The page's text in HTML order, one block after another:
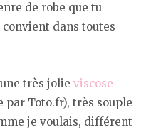
de robe que tu
dans toutes
très jolie viscose
par Toto.fr), très souple
je voulais, différent